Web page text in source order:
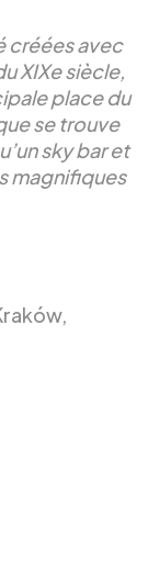
créées avec
XIXe siècle,
place du
se trouve
sky bar et
magnifiques